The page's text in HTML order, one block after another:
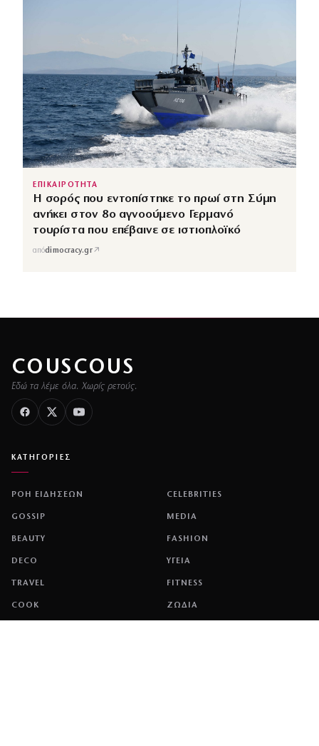
ΕΠΙΚΑΙΡΟΤΗΤΑ
Η σορός που εντοπίστηκε το πρωί στη Σύμη
ανήκει στον 8ο αγνοούμενο Γερμανό
τουρίστα που επέβαινε σε ιστιοπλοϊκό
απόdimocracy.gr↗
COUSCOUS
Εδώ τα λέμε όλα. Χωρίς ρετούς.
ΚΑΤΗΓΟΡΙΕΣ
ΡΟΗ ΕΙΔΗΣΕΩΝ CELEBRITIES
GOSSIP MEDIA
BEAUTY FASHION
DECO ΥΓΕΙΑ
TRAVEL FITNESS
COOK ΖΩΔΙΑ